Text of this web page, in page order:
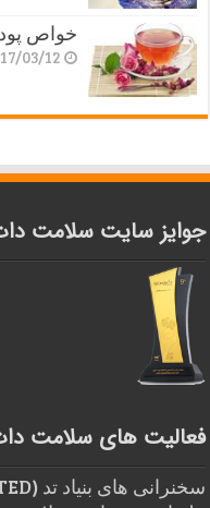
خواص
03/12
جوایز سایت سلامت
فعالیت های سلامت
سخنرانی های بنیاد تد (TED)